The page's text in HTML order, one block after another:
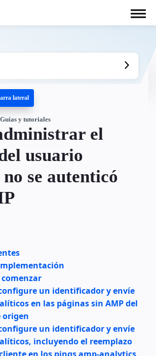
lateral
Guías y tutoriales
el
usuario
se autenticó
un identificador y envíe
en las páginas sin AMP del
origen
un identificador y envíe
incluyendo el reemplazo